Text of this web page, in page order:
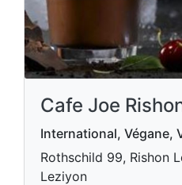
Cafe Joe
International, Végane,
Rothschild 99, Rishon
Leziyon